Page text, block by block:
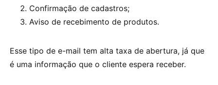
Confirmação de cadastros;
Aviso de recebimento de produtos.
Esse tipo de e-mail tem alta taxa de abertura, já que
é uma informação que o cliente espera receber.